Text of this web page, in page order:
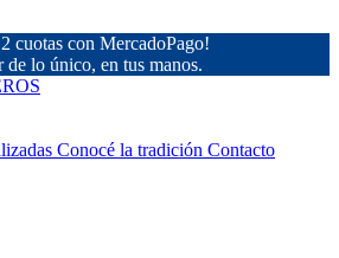
cuotas con MercadoPago!
de lo único, en tus manos.
Conocé la tradición Contacto